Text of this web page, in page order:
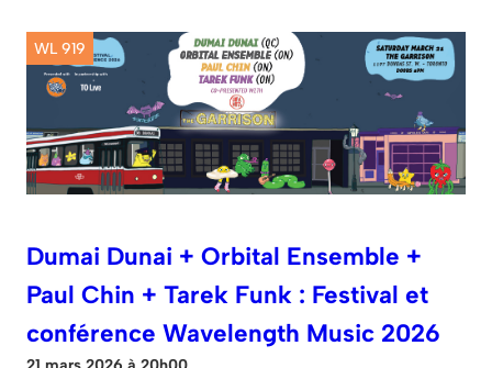
WL 919
Dumai Dunai + Orbital Ensemble +
Paul Chin + Tarek Funk : Festival et
conférence Wavelength Music 2026